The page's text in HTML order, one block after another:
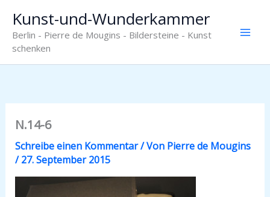
Inhalt
springen
Kunst-und-Wunderkammer
Berlin - Pierre de Mougins - Bildersteine - Kunst
schenken
N.14-6
Schreibe einen Kommentar/ Von Pierre de Mougins
/27. September 2015